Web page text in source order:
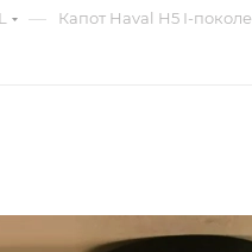
— Капот Haval H5 I-